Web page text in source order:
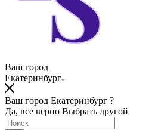
Ваш город
Екатеринбург
Ваш город Екатеринбург ?
Да, все верно Выбрать другой